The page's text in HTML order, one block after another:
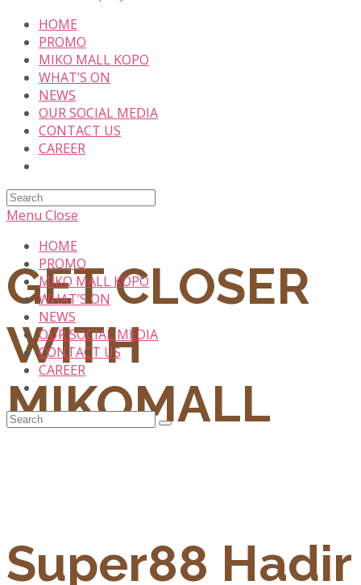
contentHOME
PROMO
MIKO MALL KOPO
WHAT’S ON
NEWS
OUR SOCIAL MEDIA
CONTACT US
CAREER
Search
this
Menu Close
HOME
PROMO
MIKO MALL KOPO
WHAT’S ON
NEWS
OUR SOCIAL MEDIA
CONTACT US
CAREER
GET CLOSER
WITH
MIKOMALL
Super88 Hadir